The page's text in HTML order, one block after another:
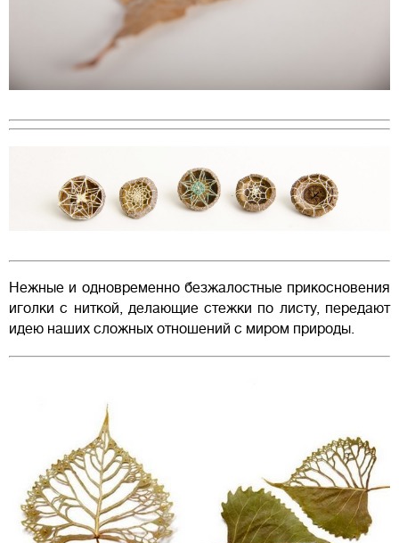
Нежные и одновременно безжалостные прикосновения
иголки с ниткой, делающие стежки по листу, передают
идею наших сложных отношений с миром природы.